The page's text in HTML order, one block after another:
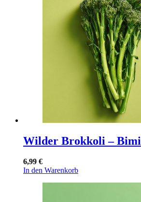
Wilder Brokkoli – Bimi
6,99 €
In den Warenkorb